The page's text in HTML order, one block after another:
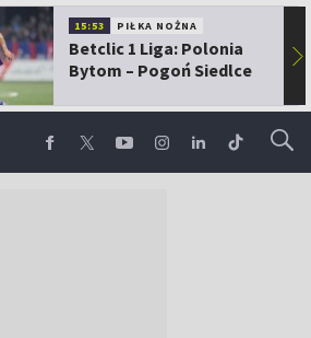
15:53 PIŁKA NOŻNA
Betclic 1 Liga: Polonia
Bytom – Pogoń Siedlce
▶